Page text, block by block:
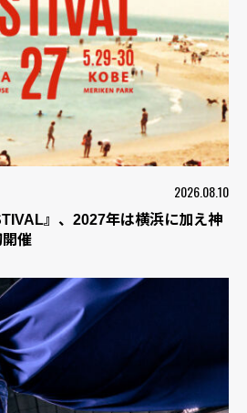
2026.08.10
』、2027年は横浜に加え神
催